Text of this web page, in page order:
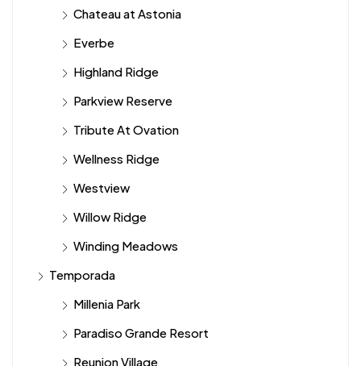
Chateau at Astonia
Everbe
Highland Ridge
Parkview Reserve
Tribute At Ovation
Wellness Ridge
Westview
Willow Ridge
Winding Meadows
Temporada
Millenia Park
Paradiso Grande Resort
Reunion Village